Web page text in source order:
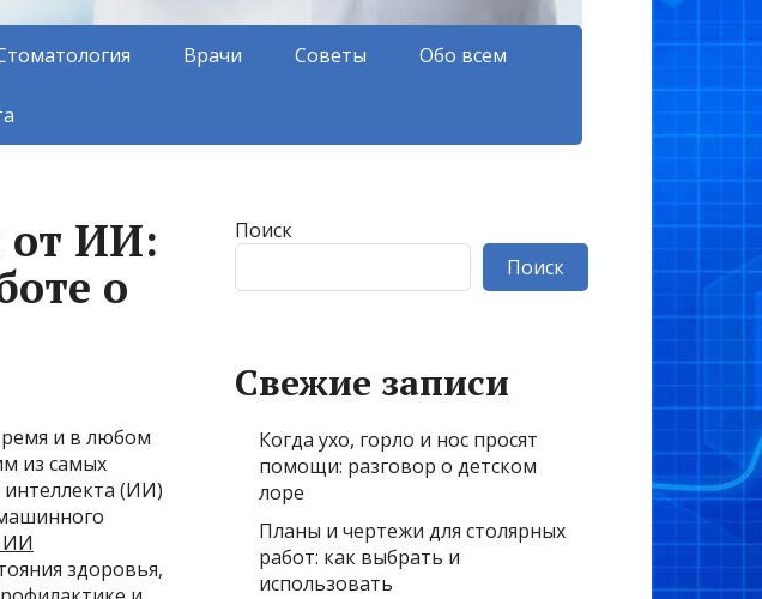
Врачи Советы Обо всем
от ИИ:
о
и в любом
из самых
интеллекта (ИИ)
ИИ
здоровья,
Поиск
Поиск
Свежие записи
Когда ухо, горло и нос просят
помощи: разговор о детском
лоре
Планы и чертежи для столярных
работ: как выбрать и
использовать